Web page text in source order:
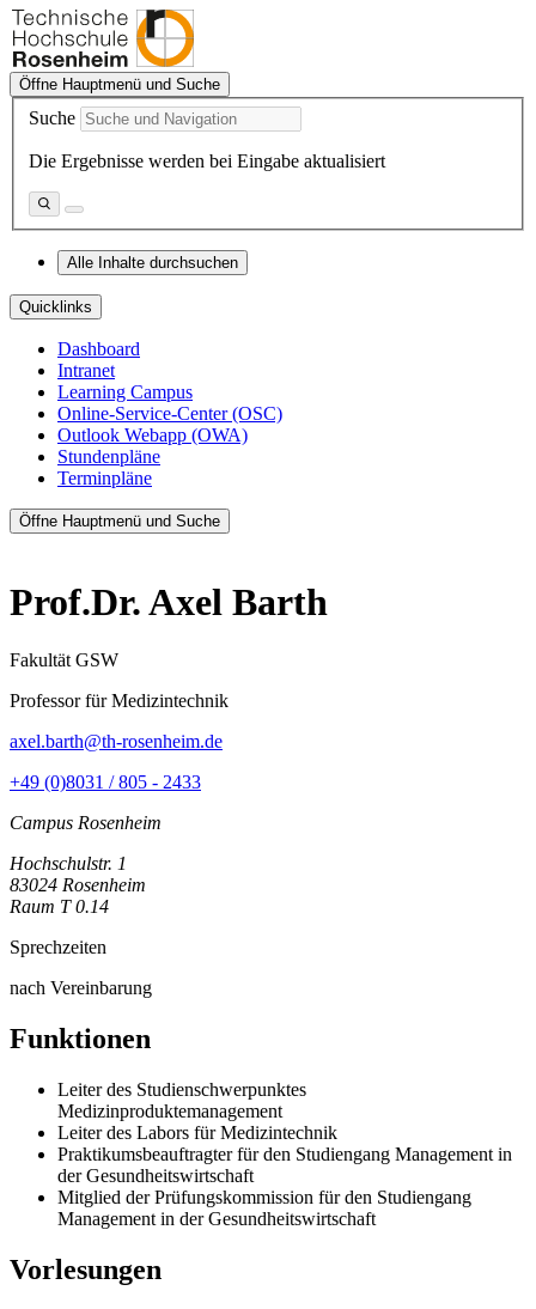
Öffne Hauptmenü und Suche
Suche
Die Ergebnisse werden bei Eingabe aktualisiert
Alle Inhalte durchsuchen
Quicklinks
Dashboard
Intranet
Learning Campus
Online-Service-Center (OSC)
Outlook Webapp (OWA)
Stundenpläne
Terminpläne
Öffne Hauptmenü und Suche
Prof.Dr. Axel Barth
Fakultät GSW
Professor für Medizintechnik
axel.barth@th-rosenheim.de
+49 (0)8031 / 805 - 2433
Campus Rosenheim
Hochschulstr. 1
83024 Rosenheim
Raum T 0.14
Sprechzeiten
nach Vereinbarung
Funktionen
Leiter des Studienschwerpunktes
Medizinproduktemanagement
Leiter des Labors für Medizintechnik
Praktikumsbeauftragter für den Studiengang Management in
der Gesundheitswirtschaft
Mitglied der Prüfungskommission für den Studiengang
Management in der Gesundheitswirtschaft
Vorlesungen